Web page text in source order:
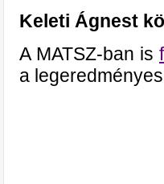
Keleti Ágnest
A MATSZ-ban is
a